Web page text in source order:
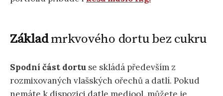
Základmrkvového dortu bez cukru
Spodní část dortu se skládá především z
rozmixovaných vlašských ořechů a datlí. Pokud
nemáte k dispozici datle medjool, můžete je